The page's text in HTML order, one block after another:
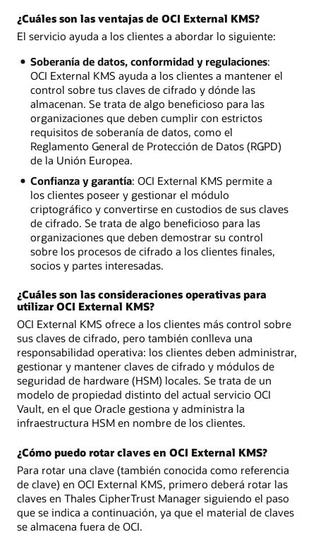
¿Cuáles son las ventajas de OCI External KMS?
El servicio ayuda a los clientes a abordar lo siguiente:
Soberanía de datos, conformidad y regulaciones:
OCI External KMS ayuda a los clientes a mantener el
control sobre tus claves de cifrado y dónde las
almacenan. Se trata de algo beneficioso para las
organizaciones que deben cumplir con estrictos
requisitos de soberanía de datos, como el
Reglamento General de Protección de Datos (RGPD)
de la Unión Europea.
Confianza y garantía: OCI External KMS permite a
los clientes poseer y gestionar el módulo
criptográfico y convertirse en custodios de sus claves
de cifrado. Se trata de algo beneficioso para las
organizaciones que deben demostrar su control
sobre los procesos de cifrado a los clientes finales,
socios y partes interesadas.
¿Cuáles son las consideraciones operativas para
utilizar OCI External KMS?
OCI External KMS ofrece a los clientes más control sobre
sus claves de cifrado, pero también conlleva una
responsabilidad operativa: los clientes deben administrar,
gestionar y mantener claves de cifrado y módulos de
seguridad de hardware (HSM) locales. Se trata de un
modelo de propiedad distinto del actual servicio OCI
Vault, en el que Oracle gestiona y administra la
infraestructura HSM en nombre de los clientes.
¿Cómo puedo rotar claves en OCI External KMS?
Para rotar una clave (también conocida como referencia
de clave) en OCI External KMS, primero deberá rotar las
claves en Thales CipherTrust Manager siguiendo el paso
que se indica a continuación, ya que el material de claves
se almacena fuera de OCI.